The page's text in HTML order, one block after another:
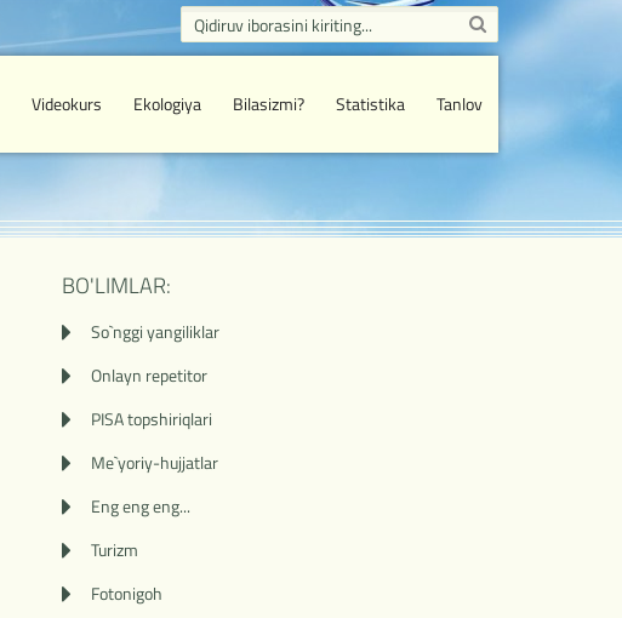
Videokurs Ekologiya Bilasizmi? Statistika Tanlov
BO'LIMLAR:
So`nggi yangiliklar
Onlayn repetitor
PISA topshiriqlari
Me`yoriy-hujjatlar
Eng eng eng...
Turizm
Fotonigoh